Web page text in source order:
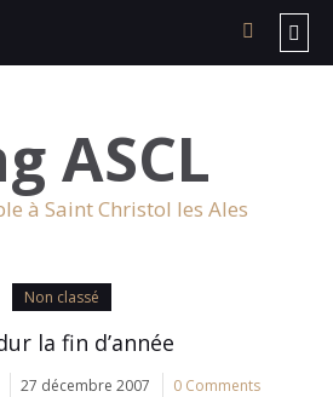
ASCL
à Saint Christol les Ales
Non classé
la fin d’année
27 décembre 2007 0 Comments